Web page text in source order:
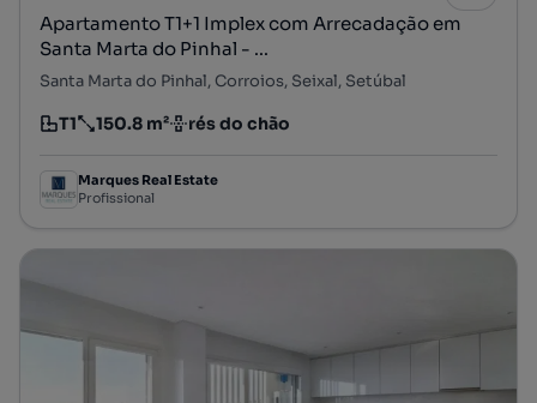
Apartamento T1+1 Implex com Arrecadação em
Santa Marta do Pinhal - ...
Santa Marta do Pinhal, Corroios, Seixal, Setúbal
Tipologia
T1
Preço por metro quadrado
150.8 m²
Andar rés do chão
Marques Real Estate
Profissional